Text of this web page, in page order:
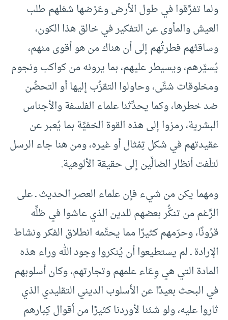
ولما تفرَّقوا في طول الأرض وعَرْضها شغلهم طلب
العيش والمأوى عن التفكير في خالق هذا الكون،
وساقتْهم فطرتُهم إلى أن هناك من هو أقوى منهم،
يُسيِّرهم، ويسيطر عليهم، بما يرونه من كواكب ونجوم
ومخلوقات شتَّى، وحاولوا التقرُّب إليها أو التحصُّن
ضد خطرها، وكما يحدِّثنا علماء الفلسفة والأجناس
البشرية، رمزوا إلى هذه القوة الخفيَّة بما يُعبر عن
عقيدتهم في شكل تِمْثال أو غيره، ومن هنا جاء الرسل
لتلْفت أنظار الضالِّين إلى حقيقة الألوهية.
ومهما يكن من شيء فإن علماء العصر الحديث ـ على
الرَّغم من تنكُّر بعضهم للدين الذي عاشوا في ظلِّه
قرُونًا، وحرَمهم كثيرًا مما يحتِّمه انطلاق الفكر ونشاط
الإرادة ـ لم يستطيعوا أن يُنكروا وجود الله وراء هذه
المادة التي هي وِعَاء علمهم وتجارتهم، وكان أسلوبهم
في البحث بعيدًا عن الأسلوب الديني التقليدي الذي
ثاروا عليه، ولو شئنا لأوردنا كثيرًا من أقوال كِبارهم